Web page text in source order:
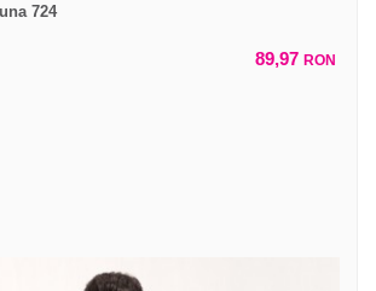
724
89,97 RON